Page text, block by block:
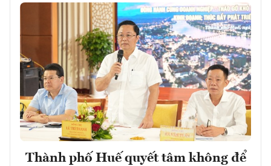
Thành phố Huế quyết tâm không để